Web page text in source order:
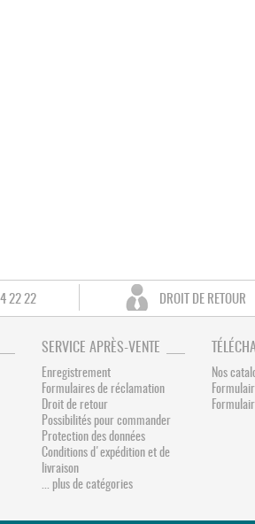
22 22 DROIT DE RETOUR
SERVICE APRÈS-VENTE
Enregistrement
Formulaires de réclamation
Droit de retour
Possibilités pour commander
Protection des données
Conditions d'expédition et de
livraison
... plus de catégories
Nos